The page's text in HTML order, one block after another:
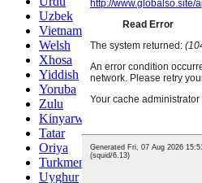
Uzbek
Vietnamese
Welsh
Xhosa
Yiddish
Yoruba
Zulu
Kinyarwanda
Tatar
Oriya
Turkmen
Uyghur